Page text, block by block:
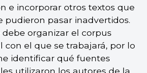
e incorporar otros textos que
pudieron pasar inadvertidos.
debe organizar el corpus
con el que se trabajará, por lo
identificar qué fuentes
utilizaron los autores de la